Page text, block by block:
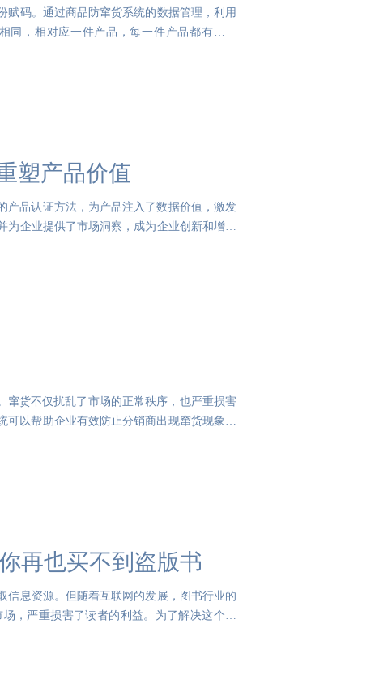
赋码。通过商品防窜货系统的数据管理，利用
同，相对应一件产品，每一件产品都有唯一
塑产品价值
产品认证方法，为产品注入了数据价值，激发
为企业提供了市场洞察，成为企业创新和增长
窜货不仅扰乱了市场的正常秩序，也严重损害
可以帮助企业有效防止分销商出现窜货现象，
再也买不到盗版书
信息资源。但随着互联网的发展，图书行业的
，严重损害了读者的利益。为了解决这个问